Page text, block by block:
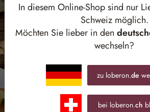
In diesem Online-Shop sind nur
Schweiz möglich.
Möchten Sie lieber in den
wechseln?
zu loberon.de
bei loberon.ch